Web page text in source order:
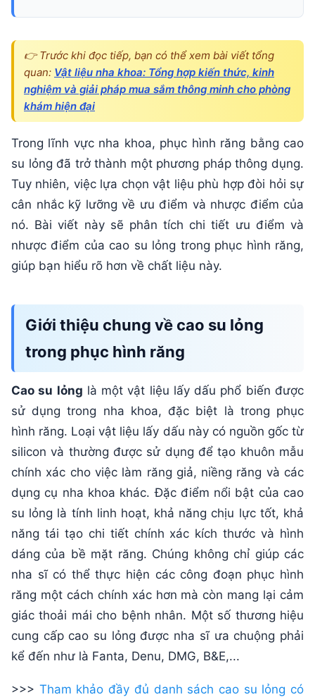
👉 Trước khi đọc tiếp, bạn có thể xem bài viết tổng
quan: Vật liệu nha khoa: Tổng hợp kiến thức, kinh
nghiệm và giải pháp mua sắm thông minh cho phòng
khám hiện đại
Trong lĩnh vực nha khoa, phục hình răng bằng cao
su lỏng đã trở thành một phương pháp thông dụng.
Tuy nhiên, việc lựa chọn vật liệu phù hợp đòi hỏi sự
cân nhắc kỹ lưỡng về ưu điểm và nhược điểm của
nó. Bài viết này sẽ phân tích chi tiết ưu điểm và
nhược điểm của cao su lỏng trong phục hình răng,
giúp bạn hiểu rõ hơn về chất liệu này.
Giới thiệu chung về cao su lỏng
trong phục hình răng
Cao su lỏng là một vật liệu lấy dấu phổ biến được
sử dụng trong nha khoa, đặc biệt là trong phục
hình răng. Loại vật liệu lấy dấu này có nguồn gốc từ
silicon và thường được sử dụng để tạo khuôn mẫu
chính xác cho việc làm răng giả, niềng răng và các
dụng cụ nha khoa khác. Đặc điểm nổi bật của cao
su lỏng là tính linh hoạt, khả năng chịu lực tốt, khả
năng tái tạo chi tiết chính xác kích thước và hình
dáng của bề mặt răng. Chúng không chỉ giúp các
nha sĩ có thể thực hiện các công đoạn phục hình
răng một cách chính xác hơn mà còn mang lại cảm
giác thoải mái cho bệnh nhân. Một số thương hiệu
cung cấp cao su lỏng được nha sĩ ưa chuộng phải
kể đến như là Fanta, Denu, DMG, B&E,...
>>> Tham khảo đầy đủ danh sách cao su lỏng có